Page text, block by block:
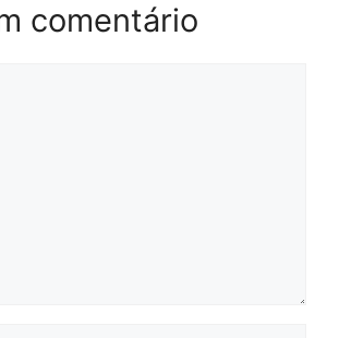
comentário